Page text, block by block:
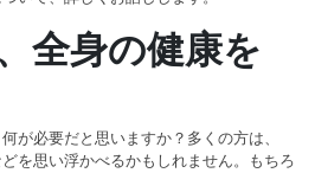
全身の健康を
が必要だと思いますか？多くの方は、
を思い浮かべるかもしれません。もちろ